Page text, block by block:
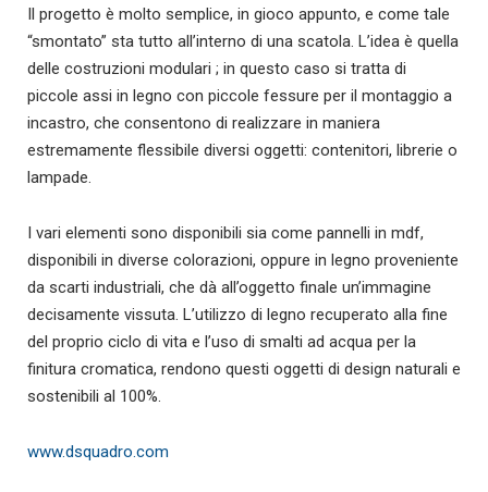
Il progetto è molto semplice, in gioco appunto, e come tale
“smontato” sta tutto all’interno di una scatola. L’idea è quella
delle costruzioni modulari ; in questo caso si tratta di
piccole assi in legno con piccole fessure per il montaggio a
incastro, che consentono di realizzare in maniera
estremamente flessibile diversi oggetti: contenitori, librerie o
lampade.
I vari elementi sono disponibili sia come pannelli in mdf,
disponibili in diverse colorazioni, oppure in legno proveniente
da scarti industriali, che dà all’oggetto finale un’immagine
decisamente vissuta. L’utilizzo di legno recuperato alla fine
del proprio ciclo di vita e l’uso di smalti ad acqua per la
finitura cromatica, rendono questi oggetti di design naturali e
sostenibili al 100%.
www.dsquadro.com